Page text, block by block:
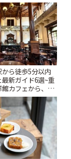
ら徒歩5分以内
新ガイド6選~重
カフェから、改
喫茶まで~ | こと